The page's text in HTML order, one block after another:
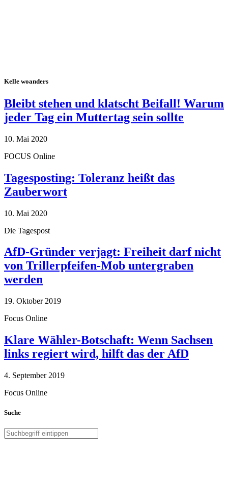
Kelle woanders
Bleibt stehen und klatscht Beifall! Warum
jeder Tag ein Muttertag sein sollte
10. Mai 2020
FOCUS Online
Tagesposting: Toleranz heißt das
Zauberwort
10. Mai 2020
Die Tagespost
AfD-Gründer verjagt: Freiheit darf nicht
von Trillerpfeifen-Mob untergraben
werden
19. Oktober 2019
Focus Online
Klare Wähler-Botschaft: Wenn Sachsen
links regiert wird, hilft das der AfD
4. September 2019
Focus Online
Suche